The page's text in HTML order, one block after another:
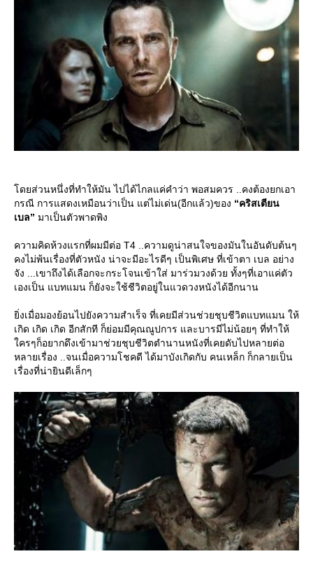
ดยส่วนหนึ่งที่ทำให้มัน ไปได้ไกลแค่คำว่า พอสมควร ..คงต้องยกเอา
กรณี การแสดงเหมือนว่าเป็น แต่ไม่เด่น(อีกแล้ว)ของ “คริสเตียน
เบล” มาเป็นตัวพาดพิง
ความคิดห้วงแรกที่ผมมีต่อ T4 ..ความดูน่าสนใจของมันในอันดับต้นๆ
คงไม่พ้นเรื่องที่ตัวหนัง น่าจะมีอะไรดีๆ เป็นพิเศษ ที่เข้าตา เบล อย่าง
จัง ...เขาถึงได้เลือกจะกระโจนเข้าใส่ มาร่วมวงด้วย ทั้งๆที่เอาแค่ตัว
เองเป็น แบทแมน ก็ยังจะใช้ชีวิตอยู่ในแวดวงหนังได้อีกนาน
ิ่งเมื่อมองย้อนไปยังความสำเร็จ ที่เคยมีส่วนช่วยชุบชีวิตแบทแมน ให้
เกิด เกิด เกิด อีกสักที ก็ย่อมมีคุณณูปการ และบารมีไม่น้อยๆ ที่ทำให้
ครๆก็อยากดึงเข้ามาช่วยชุบชีวิตตำนานหนังที่เคยดับไปหลายต่อ
หลายเรื่อง ..จนเมื่อความโชคดี ได้มาบังเกิดกับ คนเหล็ก ก็กลายเป็น
เรื่องที่น่ายินดีเล็กๆ